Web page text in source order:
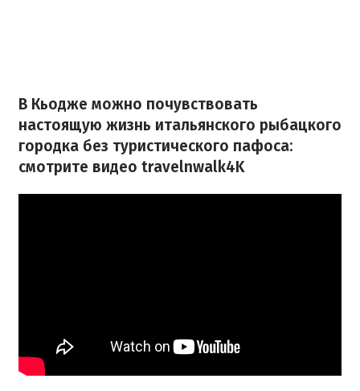
В Кьодже можно почувствовать
настоящую жизнь итальянского рыбацкого
городка без туристического пафоса:
смотрите видео travelnwalk4K